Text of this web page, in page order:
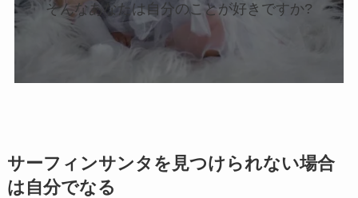
そんなあなたは自分のことが好きですか?
サーフィンサンタを見つけられない場合
は自分でなる